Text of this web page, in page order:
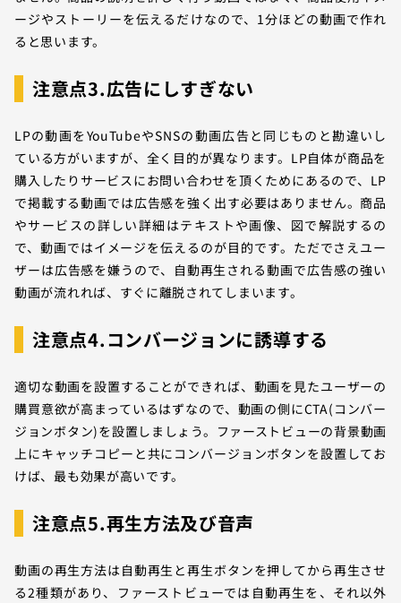
ージやストーリーを伝えるだけなので、1分ほどの動画で作れ
ると思います。
注意点3.広告にしすぎない
LPの動画をYouTubeやSNSの動画広告と同じものと勘違いし
ている方がいますが、全く目的が異なります。LP自体が商品を
購入したりサービスにお問い合わせを頂くためにあるので、LP
で掲載する動画では広告感を強く出す必要はありません。商品
やサービスの詳しい詳細はテキストや画像、図で解説するの
で、動画ではイメージを伝えるのが目的です。ただでさえユー
ザーは広告感を嫌うので、自動再生される動画で広告感の強い
動画が流れれば、すぐに離脱されてしまいます。
注意点4.コンバージョンに誘導する
適切な動画を設置することができれば、動画を見たユーザーの
購買意欲が高まっているはずなので、動画の側にCTA(コンバー
ジョンボタン)を設置しましょう。ファーストビューの背景動画
上にキャッチコピーと共にコンバージョンボタンを設置してお
けば、最も効果が高いです。
注意点5.再生方法及び音声
動画の再生方法は自動再生と再生ボタンを押してから再生させ
る2種類があり、ファーストビューでは自動再生を、それ以外